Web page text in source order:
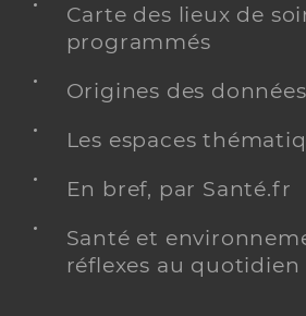
Carte des lieux de
programmés
Origines des
Les espaces
En bref, par Santé.fr
Santé et
réflexes au quotidien